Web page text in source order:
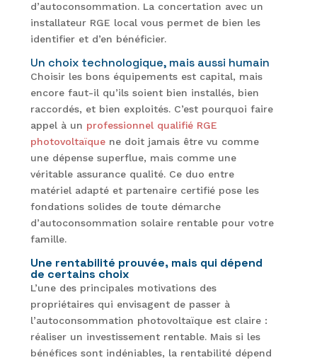
d’autoconsommation. La concertation avec un
installateur RGE local vous permet de bien les
identifier et d’en bénéficier.
Un choix technologique, mais aussi humain
Choisir les bons équipements est capital, mais
encore faut-il qu’ils soient bien installés, bien
raccordés, et bien exploités. C’est pourquoi faire
appel à un professionnel qualifié RGE
photovoltaïque ne doit jamais être vu comme
une dépense superflue, mais comme une
véritable assurance qualité. Ce duo entre
matériel adapté et partenaire certifié pose les
fondations solides de toute démarche
d’autoconsommation solaire rentable pour votre
famille.
Une rentabilité prouvée, mais qui dépend
de certains choix
L’une des principales motivations des
propriétaires qui envisagent de passer à
l’autoconsommation photovoltaïque est claire :
réaliser un investissement rentable. Mais si les
bénéfices sont indéniables, la rentabilité dépend